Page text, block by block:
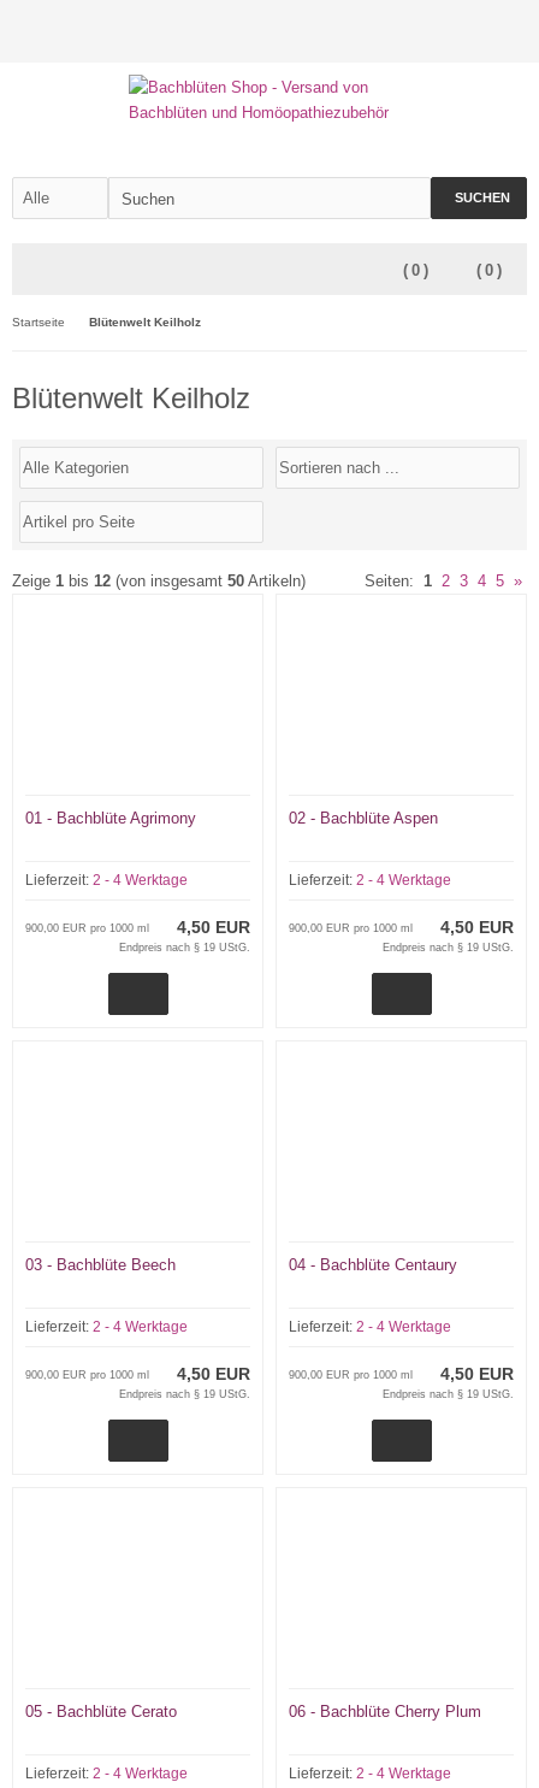
SUCHEN
( 0 )
( 0 )
Startseite Blütenwelt Keilholz
Blütenwelt Keilholz
Zeige 1 bis 12 (von insgesamt 50 Artikeln) Seiten: 1 2 3 4 5 »
01 - Bachblüte Agrimony
Lieferzeit: 2 - 4 Werktage
4,50 EUR
900,00 EUR pro 1000 ml
Endpreis nach § 19 UStG.
02 - Bachblüte Aspen
Lieferzeit: 2 - 4 Werktage
4,50 EUR
900,00 EUR pro 1000 ml
Endpreis nach § 19 UStG.
03 - Bachblüte Beech
Lieferzeit: 2 - 4 Werktage
4,50 EUR
900,00 EUR pro 1000 ml
Endpreis nach § 19 UStG.
04 - Bachblüte Centaury
Lieferzeit: 2 - 4 Werktage
4,50 EUR
900,00 EUR pro 1000 ml
Endpreis nach § 19 UStG.
05 - Bachblüte Cerato
Lieferzeit: 2 - 4 Werktage
06 - Bachblüte Cherry Plum
Lieferzeit: 2 - 4 Werktage